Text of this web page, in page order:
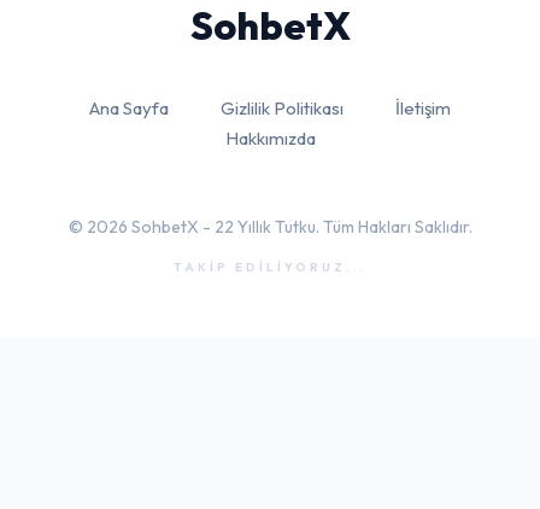
SohbetX
Ana Sayfa Gizlilik Politikası
İletişim
Hakkımızda
© 2026 SohbetX - 22 Yıllık Tutku. Tüm Hakları Saklıdır.
TAKİP EDİLİYORUZ...